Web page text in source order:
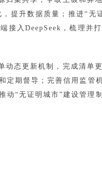
提升数据质量；推进“
入DeepSeek，梳理并
态更新机制，完成清单
期督导；完善信用监管
“无证明城市”建设管理